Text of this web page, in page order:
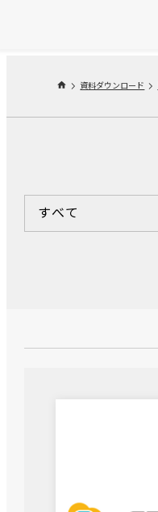
資料ダウンロード
すべて